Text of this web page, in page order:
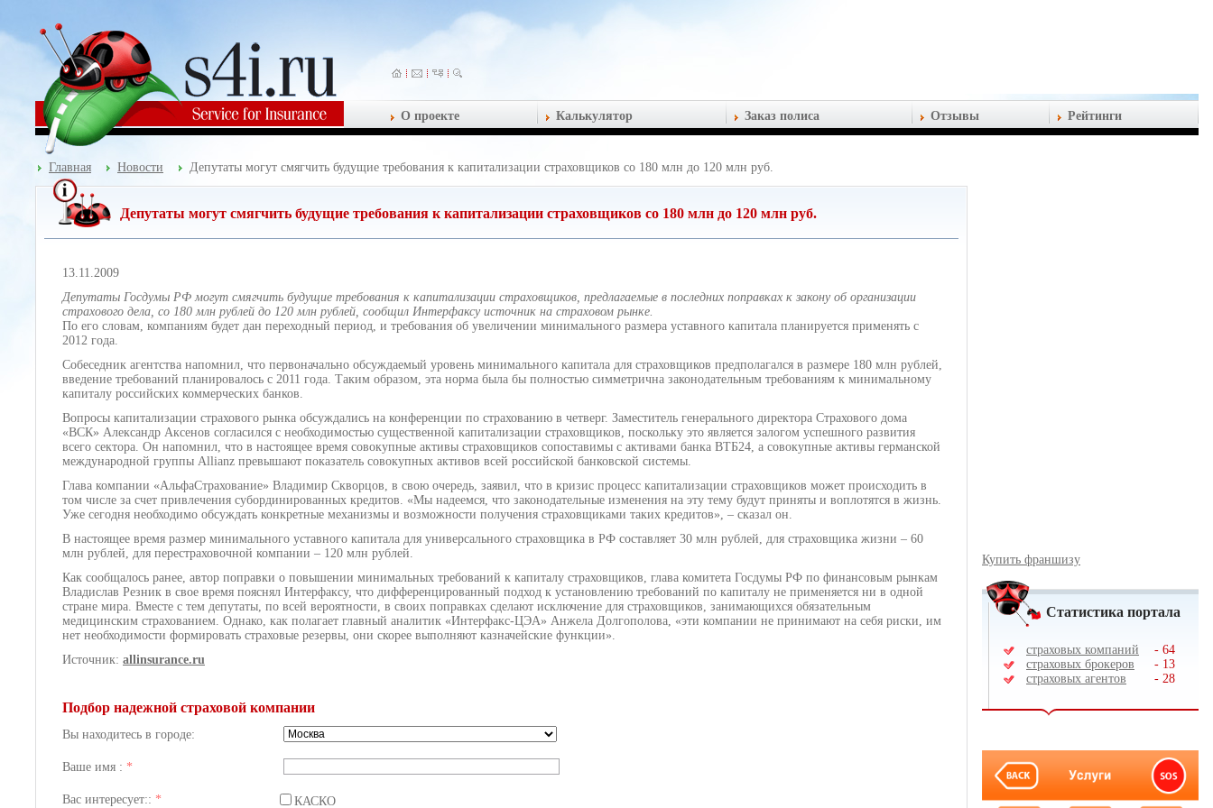
О проекте Калькулятор Заказ полиса Отзывы Рейтинги
Главная Новости Депутаты могут смягчить будущие требования к капитализации страховщиков со 180 млн до 120 млн руб.
Депутаты могут смягчить будущие требования к капитализации страховщиков со 180 млн до 120 млн руб.
13.11.2009
Депутаты Госдумы РФ могут смягчить будущие требования к капитализации страховщиков, предлагаемые в последних поправках к закону об организации
страхового дела, со 180 млн рублей до 120 млн рублей, сообщил Интерфаксу источник на страховом рынке.
По его словам, компаниям будет дан переходный период, и требования об увеличении минимального размера уставного капитала планируется применять с
2012 года.
Собеседник агентства напомнил, что первоначально обсуждаемый уровень минимального капитала для страховщиков предполагался в размере 180 млн рублей,
введение требований планировалось с 2011 года. Таким образом, эта норма была бы полностью симметрична законодательным требованиям к минимальному
капиталу российских коммерческих банков.
Вопросы капитализации страхового рынка обсуждались на конференции по страхованию в четверг. Заместитель генерального директора Страхового дома
«ВСК» Александр Аксенов согласился с необходимостью существенной капитализации страховщиков, поскольку это является залогом успешного развития
всего сектора. Он напомнил, что в настоящее время совокупные активы страховщиков сопоставимы с активами банка ВТБ24, а совокупные активы германской
международной группы Allianz превышают показатель совокупных активов всей российской банковской системы.
Глава компании «АльфаСтрахование» Владимир Скворцов, в свою очередь, заявил, что в кризис процесс капитализации страховщиков может происходить в
том числе за счет привлечения субординированных кредитов. «Мы надеемся, что законодательные изменения на эту тему будут приняты и воплотятся в жизнь.
Уже сегодня необходимо обсуждать конкретные механизмы и возможности получения страховщиками таких кредитов», – сказал он.
В настоящее время размер минимального уставного капитала для универсального страховщика в РФ составляет 30 млн рублей, для страховщика жизни – 60
млн рублей, для перестраховочной компании – 120 млн рублей.
Как сообщалось ранее, автор поправки о повышении минимальных требований к капиталу страховщиков, глава комитета Госдумы РФ по финансовым рынкам
Владислав Резник в свое время пояснял Интерфаксу, что дифференцированный подход к установлению требований по капиталу не применяется ни в одной
стране мира. Вместе с тем депутаты, по всей вероятности, в своих поправках сделают исключение для страховщиков, занимающихся обязательным
медицинским страхованием. Однако, как полагает главный аналитик «Интерфакс-ЦЭА» Анжела Долгополова, «эти компании не принимают на себя риски, им
нет необходимости формировать страховые резервы, они скорее выполняют казначейские функции».
Источник: allinsurance.ru
Подбор надежной страховой компании
Вы находитесь в городе:
Ваше имя : *
Вас интересует:: * КАСКО
Купить франшизу
Статистика портала
страховых компаний - 64
страховых брокеров
- 13
страховых агентов
- 28